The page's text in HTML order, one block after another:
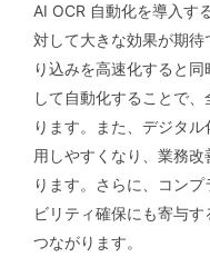
AI OCR 自動化を導入す
対して大きな効果が期
り込みを高速化すると
して自動化することで
ります。また、デジタ
用しやすくなり、業務
ります。さらに、コン
ビリティ確保にも寄与
つながります。